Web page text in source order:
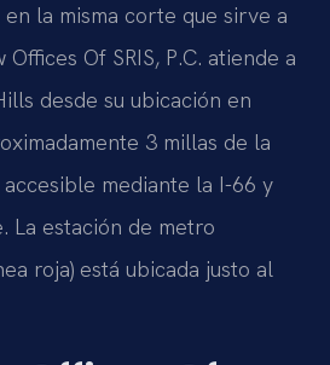
la misma corte que sirve a
Of SRIS, P.C. atiende a
desde su ubicación en
3 millas de la
mediante la I-66 y
La estación de metro
roja) está ubicada justo al